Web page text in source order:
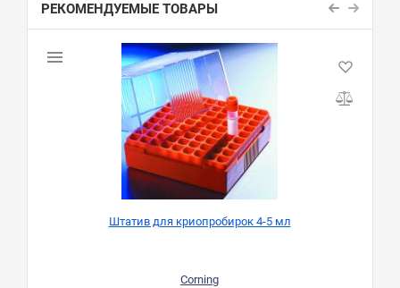
РЕКОМЕНДУЕМЫЕ ТОВАРЫ
Штатив для криопробирок 4-5 мл
Corning